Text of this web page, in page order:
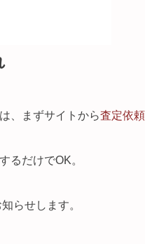
、まずサイトから査定依頼
るだけでOK。
らせします。